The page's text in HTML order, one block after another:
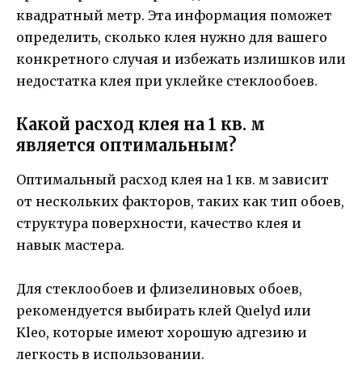
квадратный метр. Эта информация поможет
определить, сколько клея нужно для вашего
конкретного случая и избежать излишков или
недостатка клея при уклейке стеклообоев.
Какой расход клея на 1 кв. м
является оптимальным?
Оптимальный расход клея на 1 кв. м зависит
от нескольких факторов, таких как тип обоев,
структура поверхности, качество клея и
навык мастера.
Для стеклообоев и флизелиновых обоев,
рекомендуется выбирать клей Quelyd или
Kleo, которые имеют хорошую адгезию и
легкость в использовании.